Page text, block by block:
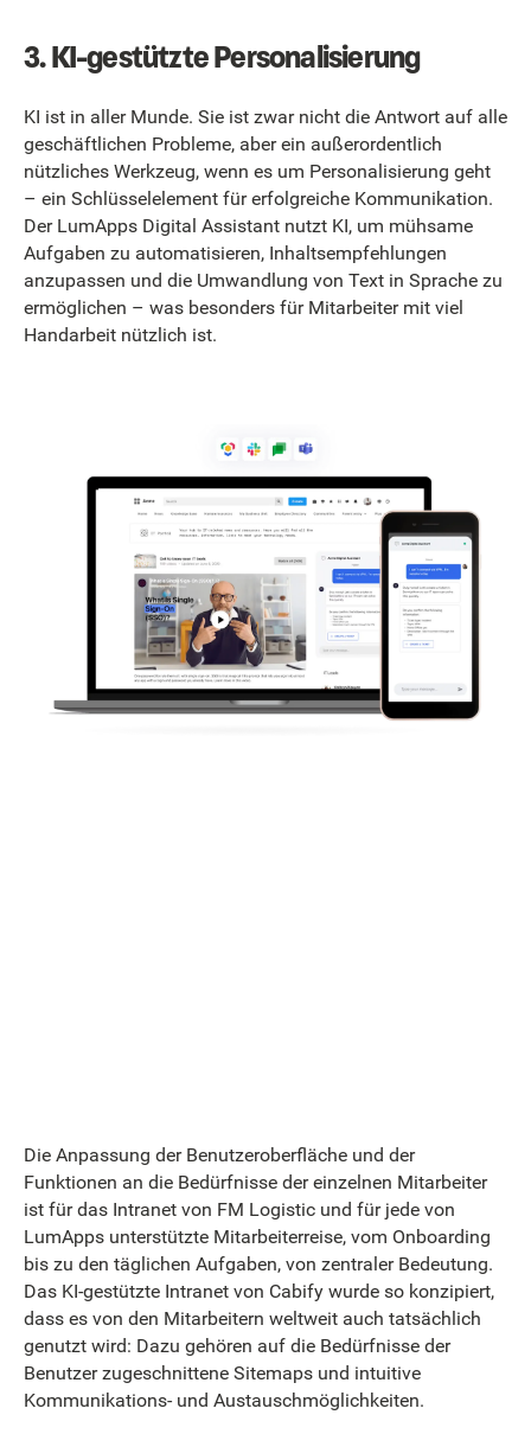
3. KI-gestützte Personalisierung
KI ist in aller Munde. Sie ist zwar nicht die Antwort auf alle
geschäftlichen Probleme, aber ein außerordentlich
nützliches Werkzeug, wenn es um Personalisierung geht
– ein Schlüsselelement für erfolgreiche Kommunikation.
Der LumApps Digital Assistant nutzt KI, um mühsame
Aufgaben zu automatisieren, Inhaltsempfehlungen
anzupassen und die Umwandlung von Text in Sprache zu
ermöglichen – was besonders für Mitarbeiter mit viel
Handarbeit nützlich ist.
Die Anpassung der Benutzeroberfläche und der
Funktionen an die Bedürfnisse der einzelnen Mitarbeiter
ist für das Intranet von FM Logistic und für jede von
LumApps unterstützte Mitarbeiterreise, vom Onboarding
bis zu den täglichen Aufgaben, von zentraler Bedeutung.
Das KI-gestützte Intranet von Cabify wurde so konzipiert,
dass es von den Mitarbeitern weltweit auch tatsächlich
genutzt wird: Dazu gehören auf die Bedürfnisse der
Benutzer zugeschnittene Sitemaps und intuitive
Kommunikations- und Austauschmöglichkeiten.